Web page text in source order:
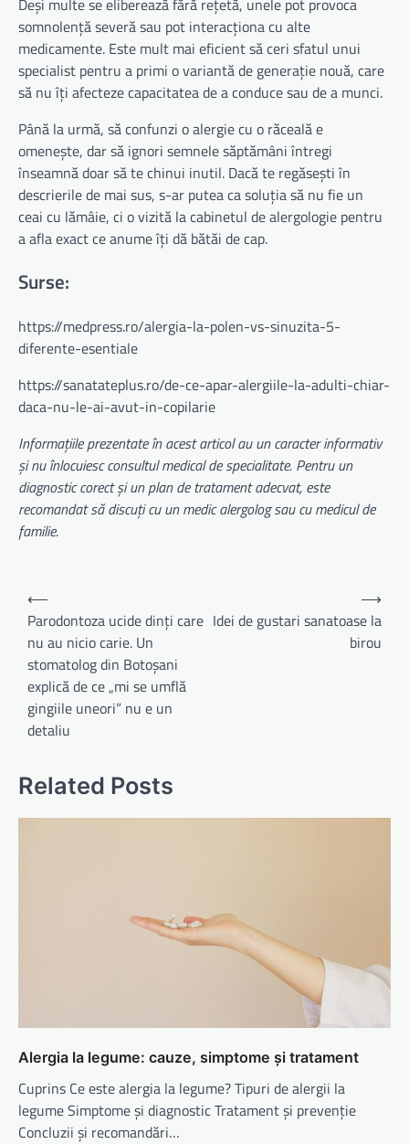
somnolență severă sau pot interacționa cu alte
medicamente. Este mult mai eficient să ceri sfatul unui
specialist pentru a primi o variantă de generație nouă, care
să nu îți afecteze capacitatea de a conduce sau de a munci.
Până la urmă, să confunzi o alergie cu o răceală e
omenește, dar să ignori semnele săptămâni întregi
înseamnă doar să te chinui inutil. Dacă te regăsești în
descrierile de mai sus, s-ar putea ca soluția să nu fie un
ceai cu lămâie, ci o vizită la cabinetul de alergologie pentru
a afla exact ce anume îți dă bătăi de cap.
Surse:
https://medpress.ro/alergia-la-polen-vs-sinuzita-5-
diferente-esentiale
https://sanatateplus.ro/de-ce-apar-alergiile-la-adulti-chiar-
daca-nu-le-ai-avut-in-copilarie
Informațiile prezentate în acest articol au un caracter informativ
și nu înlocuiesc consultul medical de specialitate. Pentru un
diagnostic corect și un plan de tratament adecvat, este
recomandat să discuți cu un medic alergolog sau cu medicul de
familie.
Navigare
în
articole
⟵
Parodontoza ucide dinți care
nu au nicio carie. Un
stomatolog din Botoșani
explică de ce „mi se umflă
gingiile uneori” nu e un
detaliu
Idei de gustari sanatoase la
birou
⟶
Related Posts
Alergia la legume: cauze, simptome și tratament
Cuprins Ce este alergia la legume? Tipuri de alergii la
legume Simptome și diagnostic Tratament și prevenție
Concluzii și recomandări…